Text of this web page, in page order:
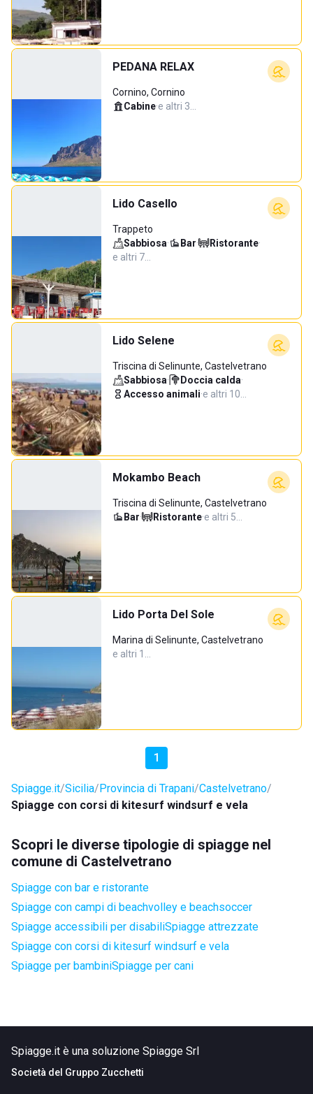
PEDANA RELAX
Cornino, Cornino
Cabine·e altri 3…
Lido Casello
Trappeto
Sabbiosa· Bar· Ristorante·
e altri 7…
Lido Selene
Triscina di Selinunte, Castelvetrano
Sabbiosa· Doccia calda·
Accesso animali·e altri 10…
Mokambo Beach
Triscina di Selinunte, Castelvetrano
Bar· Ristorante·e altri 5…
Lido Porta Del Sole
Marina di Selinunte, Castelvetrano
e altri 1…
1
Spiagge.it Sicilia Provincia di Trapani Castelvetrano
Spiagge con corsi di kitesurf windsurf e vela
Scopri le diverse tipologie di spiagge nel
comune di Castelvetrano
Spiagge con bar e ristorante
Spiagge con campi di beachvolley e beachsoccer
Spiagge accessibili per disabiliSpiagge attrezzate
Spiagge con corsi di kitesurf windsurf e vela
Spiagge per bambiniSpiagge per cani
Spiagge.it è una soluzione Spiagge Srl
Società del Gruppo Zucchetti